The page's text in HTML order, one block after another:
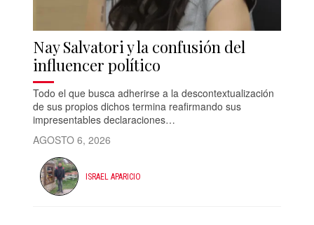
Nay Salvatori y la confusión del
influencer político
Todo el que busca adherirse a la descontextualización
de sus propios dichos termina reafirmando sus
impresentables declaraciones…
AGOSTO 6, 2026
ISRAEL APARICIO